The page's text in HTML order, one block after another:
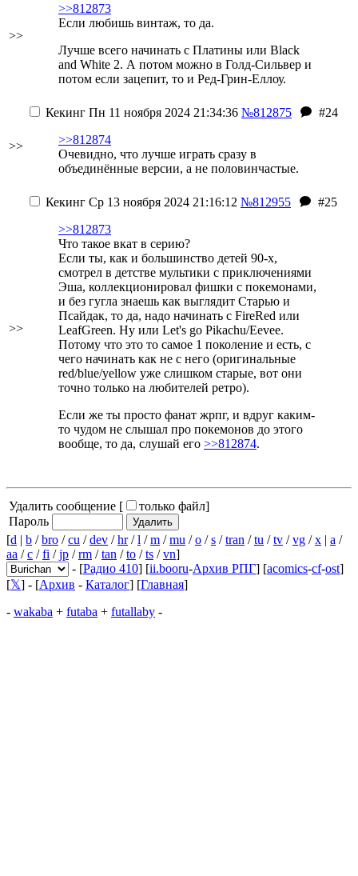
>>
>>812873
Если любишь винтаж, то да.
Лучше всего начинать с Платины или Black
and White 2. А потом можно в Голд-Сильвер и
потом если зацепит, то и Ред-Грин-Еллоу.
>>
Кекинг Пн 11 ноября 2024 21:34:36 №812875
#24
>>812874
Очевидно, что лучше играть сразу в
объединённые версии, а не половинчастые.
>>
Кекинг Ср 13 ноября 2024 21:16:12 №812955
#25
>>812873
Что такое вкат в серию?
Если ты, как и большинство детей 90-х,
смотрел в детстве мультики с приключениями
Эша, коллекционировал фишки с покемонами,
и без гугла знаешь как выглядит Старью и
Псайдак, то да, надо начинать с FireRed или
LeafGreen. Ну или Let's go Pikachu/Eevee.
Потому что это то самое 1 поколение и есть, с
чего начинать как не с него (оригинальные
red/blue/yellow уже слишком старые, вот они
точно только на любителей ретро).
Если же ты просто фанат жрпг, и вдруг каким-
то чудом не слышал про покемонов до этого
вообще, то да, слушай его >>812874.
Удалить сообщение [ только файл]
Пароль
[d | b /bro /cu /dev /hr/l /m /mu /o /s /tran /tu /tv /vg /x | a /
aa /c /fi /jp /rm /tan /to /ts /vn]
- [Радио 410] [ii.booru-Архив РПГ] [acomics-cf-ost]
[𝕏] - [Архив - Каталог] [Главная]
- wakaba + futaba + futallaby -